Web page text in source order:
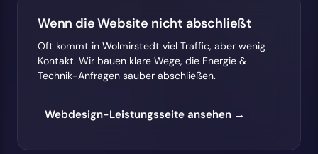
Wenn die Website nicht abschließt
Oft kommt in Wolmirstedt viel Traffic, aber wenig
Kontakt. Wir bauen klare Wege, die Energie &
Technik-Anfragen sauber abschließen.
Webdesign-Leistungsseite ansehen →